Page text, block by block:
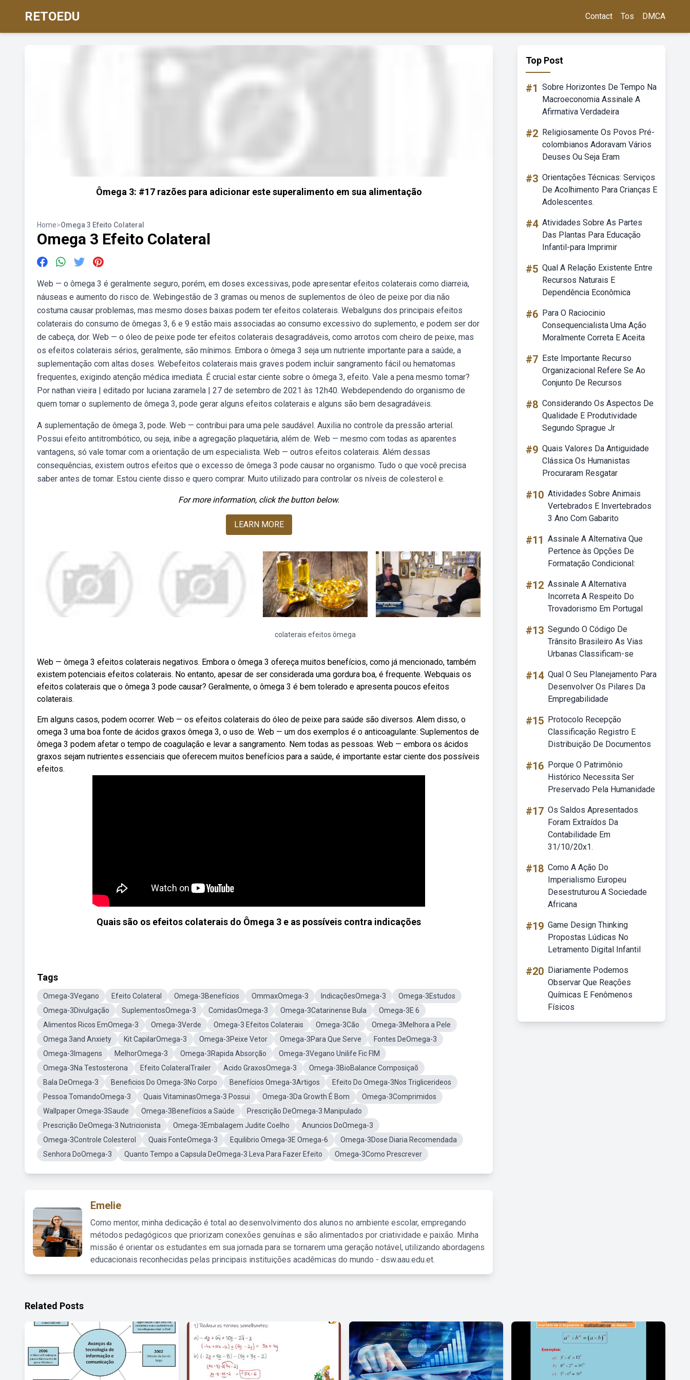
RETOEDU Contact Tos DMCA
Ômega 3: #17 razões para adicionar este superalimento em sua alimentação
Home>Omega 3 Efeito Colateral
Omega 3 Efeito Colateral
Web — o ômega 3 é geralmente seguro, porém, em doses excessivas, pode apresentar efeitos colaterais como diarreia,
náuseas e aumento do risco de. Webingestão de 3 gramas ou menos de suplementos de óleo de peixe por dia não
costuma causar problemas, mas mesmo doses baixas podem ter efeitos colaterais. Webalguns dos principais efeitos
colaterais do consumo de ômegas 3, 6 e 9 estão mais associadas ao consumo excessivo do suplemento, e podem ser dor
de cabeça, dor. Web — o óleo de peixe pode ter efeitos colaterais desagradáveis, como arrotos com cheiro de peixe, mas
os efeitos colaterais sérios, geralmente, são mínimos. Embora o ômega 3 seja um nutriente importante para a saúde, a
suplementação com altas doses. Webefeitos colaterais mais graves podem incluir sangramento fácil ou hematomas
frequentes, exigindo atenção médica imediata. É crucial estar ciente sobre o ômega 3, efeito. Vale a pena mesmo tomar?
Por nathan vieira | editado por luciana zaramela | 27 de setembro de 2021 às 12h40. Webdependendo do organismo de
quem tomar o suplemento de ômega 3, pode gerar alguns efeitos colaterais e alguns são bem desagradáveis.
A suplementação de ômega 3, pode. Web — contribui para uma pele saudável. Auxilia no controle da pressão arterial.
Possui efeito antitrombótico, ou seja, inibe a agregação plaquetária, além de. Web — mesmo com todas as aparentes
vantagens, só vale tomar com a orientação de um especialista. Web — outros efeitos colaterais. Além dessas
consequências, existem outros efeitos que o excesso de ômega 3 pode causar no organismo. Tudo o que você precisa
saber antes de tomar. Estou ciente disso e quero comprar. Muito utilizado para controlar os níveis de colesterol e.
For more information, click the button below.
LEARN MORE
colaterais efeitos ômega
Web — ômega 3 efeitos colaterais negativos. Embora o ômega 3 ofereça muitos benefícios, como já mencionado, também
existem potenciais efeitos colaterais. No entanto, apesar de ser considerada uma gordura boa, é frequente. Webquais os
efeitos colaterais que o ômega 3 pode causar? Geralmente, o ômega 3 é bem tolerado e apresenta poucos efeitos
colaterais.
Em alguns casos, podem ocorrer. Web — os efeitos colaterais do óleo de peixe para saúde são diversos. Alem disso, o
omega 3 uma boa fonte de ácidos graxos ômega 3, o uso de. Web — um dos exemplos é o anticoagulante: Suplementos de
ômega 3 podem afetar o tempo de coagulação e levar a sangramento. Nem todas as pessoas. Web — embora os ácidos
graxos sejam nutrientes essenciais que oferecem muitos benefícios para a saúde, é importante estar ciente dos possíveis
efeitos.
Quais são os efeitos colaterais do Ômega 3 e as possíveis contra indicações
Tags
Omega-3Vegano Efeito Colateral Omega-3Benefícios OmmaxOmega-3 IndicaçõesOmega-3
Omega-3Estudos
Omega-3Divulgação
SuplementosOmega-3 ComidasOmega-3 Omega-3Catarinense Bula
Omega-3E 6
Alimentos Ricos EmOmega-3
Omega-3Verde Omega-3 Efeitos Colaterais Omega-3Cão
Omega-3Melhora a Pele
Omega 3and Anxiety
Kit CapilarOmega-3 Omega-3Peixe Vetor Omega-3Para Que Serve
Fontes DeOmega-3
Omega-3Imagens
MelhorOmega-3 Omega-3Rapida Absorção
Omega-3Vegano Unilife Fic FIM
Omega-3Na Testosterona
Efeito ColateralTrailer Acido GraxosOmega-3
Omega-3BioBalance Composiçaõ
Bala DeOmega-3
Beneficios Do Omega-3No Corpo Benefícios Omega-3Artigos
Efeito Do Omega-3Nos Triglicerideos
Pessoa TomandoOmega-3
Quais VitaminasOmega-3 Possui Omega-3Da Growth É Bom
Omega-3Comprimidos
Wallpaper Omega-3Saude
Omega-3Benefícios a Saúde
Prescrição DeOmega-3 Manipulado
Prescrição DeOmega-3 Nutricionista
Omega-3Embalagem Judite Coelho
Anuncios DoOmega-3
Omega-3Controle Colesterol
Quais FonteOmega-3 Equilibrio Omega-3E Omega-6
Omega-3Dose Diaria Recomendada
Senhora DoOmega-3
Quanto Tempo a Capsula DeOmega-3 Leva Para Fazer Efeito Omega-3Como Prescrever
Emelie
Como mentor, minha dedicação é total ao desenvolvimento dos alunos no ambiente escolar, empregando
métodos pedagógicos que priorizam conexões genuínas e são alimentados por criatividade e paixão. Minha
missão é orientar os estudantes em sua jornada para se tornarem uma geração notável, utilizando abordagens
educacionais reconhecidas pelas principais instituições acadêmicas do mundo - dsw.aau.edu.et.
Top Post
#1 Sobre Horizontes De Tempo Na
Macroeconomia Assinale A
Afirmativa Verdadeira
#2 Religiosamente Os Povos Pré-
colombianos Adoravam Vários
Deuses Ou Seja Eram
#3 Orientações Técnicas: Serviços
De Acolhimento Para Crianças E
Adolescentes.
#4 Atividades Sobre As Partes
Das Plantas Para Educação
Infantil-para Imprimir
#5 Qual A Relação Existente Entre
Recursos Naturais E
Dependência Econômica
#6 Para O Raciocinio
Consequencialista Uma Ação
Moralmente Correta E Aceita
#7 Este Importante Recurso
Organizacional Refere Se Ao
Conjunto De Recursos
#8 Considerando Os Aspectos De
Qualidade E Produtividade
Segundo Sprague Jr
#9 Quais Valores Da Antiguidade
Clássica Os Humanistas
Procuraram Resgatar
#10 Atividades Sobre Animais
Vertebrados E Invertebrados
3 Ano Com Gabarito
#11 Assinale A Alternativa Que
Pertence às Opções De
Formatação Condicional:
#12 Assinale A Alternativa
Incorreta A Respeito Do
Trovadorismo Em Portugal
#13 Segundo O Código De
Trânsito Brasileiro As Vias
Urbanas Classificam-se
#14 Qual O Seu Planejamento Para
Desenvolver Os Pilares Da
Empregabilidade
#15 Protocolo Recepção
Classificação Registro E
Distribuição De Documentos
#16 Porque O Patrimônio
Histórico Necessita Ser
Preservado Pela Humanidade
#17 Os Saldos Apresentados
Foram Extraídos Da
Contabilidade Em
31/10/20x1.
#18 Como A Ação Do
Imperialismo Europeu
Desestruturou A Sociedade
Africana
#19 Game Design Thinking
Propostas Lúdicas No
Letramento Digital Infantil
#20 Diariamente Podemos
Observar Que Reações
Químicas E Fenômenos
Físicos
Related Posts